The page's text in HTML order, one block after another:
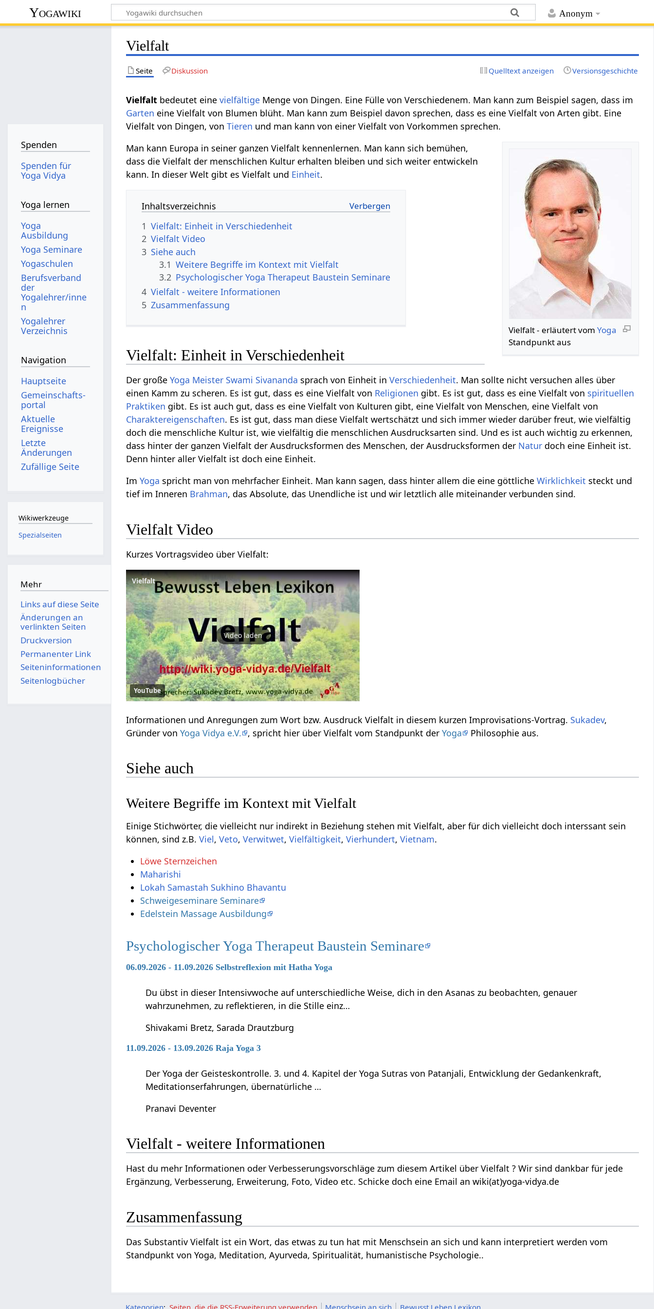
Anonym
Yogawiki
Vielfalt
Seite Diskussion Quelltext anzeigen Versionsgeschichte
bedeutet einevielfältige Menge von Dingen. Eine Fülle von Verschiedenem. Man kann zum Beispiel sagen, dass im
Garten eine Vielfalt von Blumen blüht. Man kann zum Beispiel davon sprechen, dass es eine Vielfalt von Arten gibt. Eine
Vielfalt von Dingen, vonTieren und man kann von einer Vielfalt von Vorkommen sprechen.
Vielfalt‏‎ - erläutert vomYoga
Standpunkt aus
Man kann Europa in seiner ganzen Vielfalt kennenlernen. Man kann sich bemühen,
dass die Vielfalt der menschlichen Kultur erhalten bleiben und sich weiter entwickeln
kann. In dieser Welt gibt es Vielfalt und Einheit.
Inhaltsverzeichnis
1 Vielfalt: Einheit in Verschiedenheit
2
Vielfalt‏‎ Video
3 Siehe auch
3.1
3.2 Psychologischer Yoga Therapeut Baustein Seminare
4
Vielfalt‏‎ - weitere Informationen
5 Zusammenfassung
Vielfalt: Einheit in Verschiedenheit
Der großeYoga Meister Swami Sivananda sprach von Einheit inVerschiedenheit. Man sollte nicht versuchen alles über
einen Kamm zu scheren. Es ist gut, dass es eine Vielfalt von Religionen gibt. Es ist gut, dass es eine Vielfalt von spirituellen
Praktiken gibt. Es ist auch gut, dass es eine Vielfalt von Kulturen gibt, eine Vielfalt von Menschen, eine Vielfalt von
Charaktereigenschaften. Es ist gut, dass man diese Vielfalt wertschätzt und sich immer wieder darüber freut, wie vielfältig
doch die menschliche Kultur ist, wie vielfältig die menschlichen Ausdrucksarten sind. Und es ist auch wichtig zu erkennen,
dass hinter der ganzen Vielfalt der Ausdrucksformen des Menschen, der Ausdrucksformen der Natur doch eine Einheit ist.
Denn hinter aller Vielfalt ist doch eine Einheit.
ImYoga spricht man von mehrfacher Einheit. Man kann sagen, dass hinter allem die eine göttlicheWirklichkeit steckt und
tief im Inneren Brahman, das Absolute, das Unendliche ist und wir letztlich alle miteinander verbunden sind.
Vielfalt‏‎ Video
Kurzes Vortragsvideo über Vielfalt‏‎:
Vielfalt‏‎
Video laden
YouTube
Informationen und Anregungen zum Wort bzw. Ausdruck Vielfalt‏‎ in diesem kurzen Improvisations-Vortrag. Sukadev,
Gründer vonYoga Vidya e.V. , spricht hier über Vielfalt‏‎ vom Standpunkt derYoga Philosophie aus.
Siehe auch
Einige Stichwörter, die vielleicht nur indirekt in Beziehung stehen mit Vielfalt‏‎, aber für dich vielleicht doch interssant sein
können, sind z.B.
, , , , ,
.
Löwe Sternzeichen
Maharishi
Lokah Samastah Sukhino Bhavantu
Schweigeseminare Seminare
Edelstein Massage Ausbildung
Psychologischer Yoga Therapeut Baustein Seminare
06.09.2026 - 11.09.2026 Selbstreflexion mit Hatha Yoga
Du übst in dieser Intensivwoche auf unterschiedliche Weise, dich in den Asanas zu beobachten, genauer
wahrzunehmen, zu reflektieren, in die Stille einz…
Shivakami Bretz, Sarada Drautzburg
11.09.2026 - 13.09.2026 Raja Yoga 3
Der Yoga der Geisteskontrolle. 3. und 4. Kapitel der Yoga Sutras von Patanjali, Entwicklung der Gedankenkraft,
Meditationserfahrungen, übernatürliche …
Pranavi Deventer
Vielfalt‏‎ - weitere Informationen
Hast du mehr Informationen oder Verbesserungsvorschläge zum diesem Artikel über Vielfalt‏‎ ? Wir sind dankbar für jede
Ergänzung, Verbesserung, Erweiterung, Foto, Video etc. Schicke doch eine Email an wiki(at)yoga-vidya.de
Zusammenfassung
Das Substantiv Vielfalt‏‎ ist ein Wort, das etwas zu tun hat mit Menschsein an sich und kann interpretiert werden vom
Standpunkt von Yoga, Meditation, Ayurveda, Spiritualität, humanistische Psychologie..
Kategorien: Seiten, die die RSS-Erweiterung verwenden Menschsein an sich Bewusst Leben Lexikon
Spenden
Spenden für
Yoga Vidya
Yoga lernen
Yoga
Ausbildung
Yoga Seminare
Yogaschulen
Berufsverband
der
Yogalehrer/inne
n
Yogalehrer
Verzeichnis
Navigation
Hauptseite
Gemeinschafts­
portal
Aktuelle
Ereignisse
Letzte
Änderungen
Zufällige Seite
Wikiwerkzeuge
Spezialseiten
Mehr
Links auf diese Seite
Änderungen an
verlinkten Seiten
Druckversion
Permanenter Link
Seiten­­informationen
Seitenlogbücher